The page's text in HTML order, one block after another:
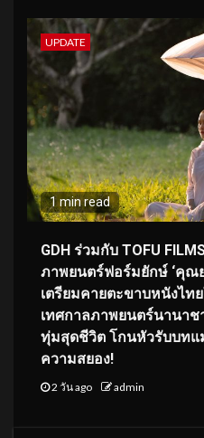
UPDATE
1 min read
GDH ร่วมกับ TOFU
ภาพยนตร์ฟอร์มยักษ์ ‘คุณย
เตรียมคายตะขาบหนังไ
เทศกาลภาพยนตร์นานาช
ทุ่มสุดชีวิต โกนหัวรับบท
ความสยอง!
2 วัน ago admin